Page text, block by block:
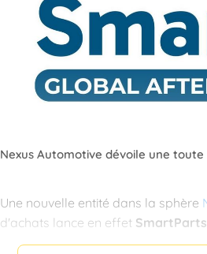
Nexus Automotive dévoile une
Une nouvelle entité dans la sphère
d'achats lance en effet SmartParts